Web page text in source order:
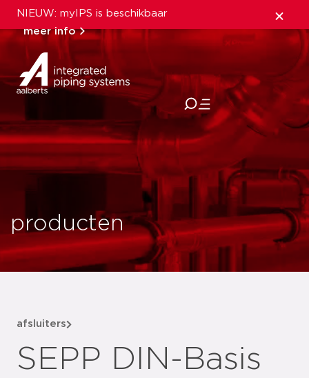
NIEUW: myIPS is beschikbaar
meer info
sluiten
producten
afsluiters
SEPP DIN-Basis